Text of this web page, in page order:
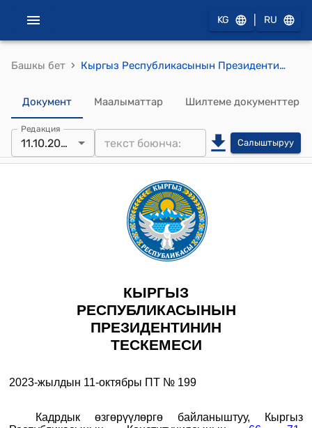
KG RU
Башкы бет › Кыргыз Республикасынын Президентинин 2023-жылдын 11-октябрындагы ПТ № 199 (Кыргыз Республикасынын Президентинин 2023-жылдын 15-мартындагы № 43 тескемесине өзгөртүү киргизүү тууралуу) тескемеси
Документ Маалыматтар Шилтеме документтер
Редакция
11.10.2023 Салыштыруу